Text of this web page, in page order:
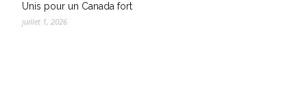
Unis pour un Canada fort
juillet 1, 2026